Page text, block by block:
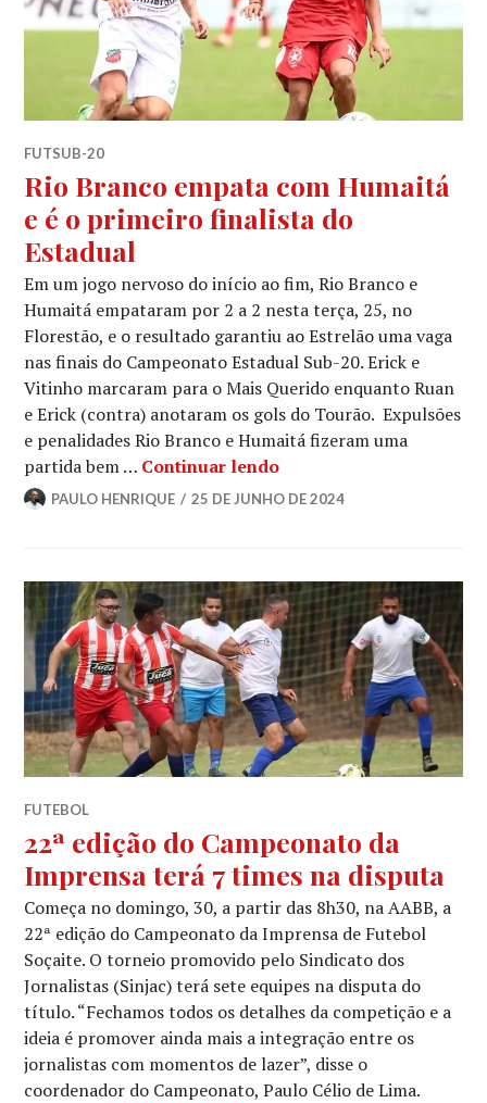
FUTSUB-20
Rio Branco empata com Humaitá
e é o primeiro finalista do
Estadual
Em um jogo nervoso do início ao fim, Rio Branco e
Humaitá empataram por 2 a 2 nesta terça, 25, no
Florestão, e o resultado garantiu ao Estrelão uma vaga
nas finais do Campeonato Estadual Sub-20. Erick e
Vitinho marcaram para o Mais Querido enquanto Ruan
e Erick (contra) anotaram os gols do Tourão. Expulsões
e penalidades Rio Branco e Humaitá fizeram uma
partida bem … Continuar lendo
PAULO HENRIQUE 25 DE JUNHO DE 2024
FUTEBOL
22ª edição do Campeonato da
Imprensa terá 7 times na disputa
Começa no domingo, 30, a partir das 8h30, na AABB, a
22ª edição do Campeonato da Imprensa de Futebol
Soçaite. O torneio promovido pelo Sindicato dos
Jornalistas (Sinjac) terá sete equipes na disputa do
título. “Fechamos todos os detalhes da competição e a
ideia é promover ainda mais a integração entre os
jornalistas com momentos de lazer”, disse o
coordenador do Campeonato, Paulo Célio de Lima.